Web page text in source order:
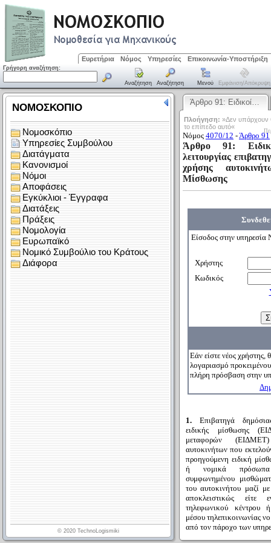
Ευρετήρια Νόμος Υπηρεσίες Επικοινωνία-Υποστήριξη
Γρήγορη αναζήτηση:
Αναζήτηση Αναζήτηση Μενού Εμφάνιση/απόκρυψη
Άρθρο 91: Ειδικοί…